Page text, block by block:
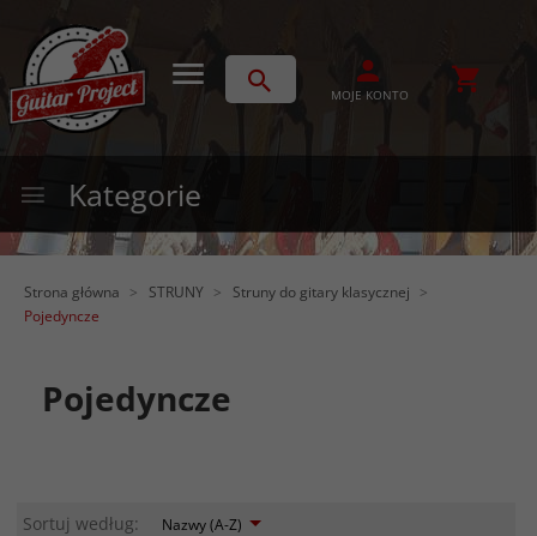
MOJE KONTO
Kategorie
Strona główna STRUNY
Struny do gitary klasycznej
Pojedyncze
Pojedyncze
Sortuj według: sortNazwy (A-Z)